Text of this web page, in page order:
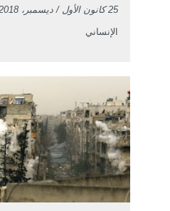
25 كانون الأول / ديسمبر، 2018
الإنساني